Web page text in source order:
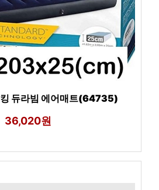
듀라빔 에어매트(64735)
36,020원